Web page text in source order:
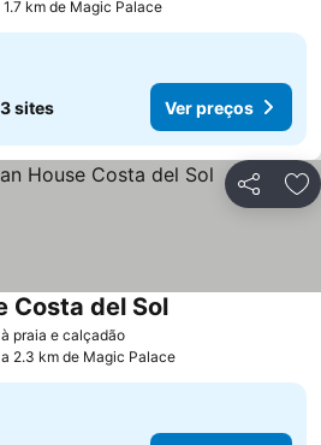
1.7 km de Magic Palace
sites Ver preços
Partilhar
praia e calçadãoVer preços
Costa del SolVer preços
a 2.3 km de Magic Palace